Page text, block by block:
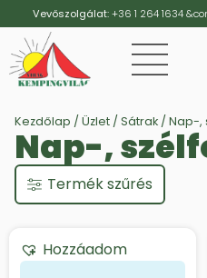
Vevőszolgálat:+36 1 264 1634
Kezdőlap / Üzlet / Sátrak / Nap-,
Nap-,
Termék szűrés
Hozzáadom